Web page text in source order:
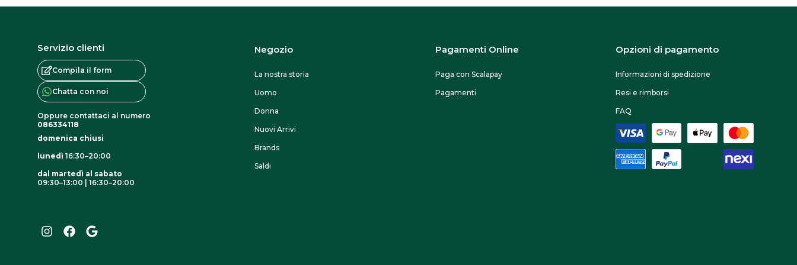
Servizio clienti
Compila il form
Chatta con noi
Oppure contattaci al numero
086334118
domenica chiusi
lunedì16:30–20:00
dal martedì al sabato
09:30–13:00 | 16:30–20:00
t
e
g
Negozio
La nostra storia
Uomo
Donna
Nuovi Arrivi
Brands
Saldi
Pagamenti Online
Paga con Scalapay
Pagamenti
Opzioni di pagamento
Informazioni di spedizione
Resi e rimborsi
FAQ